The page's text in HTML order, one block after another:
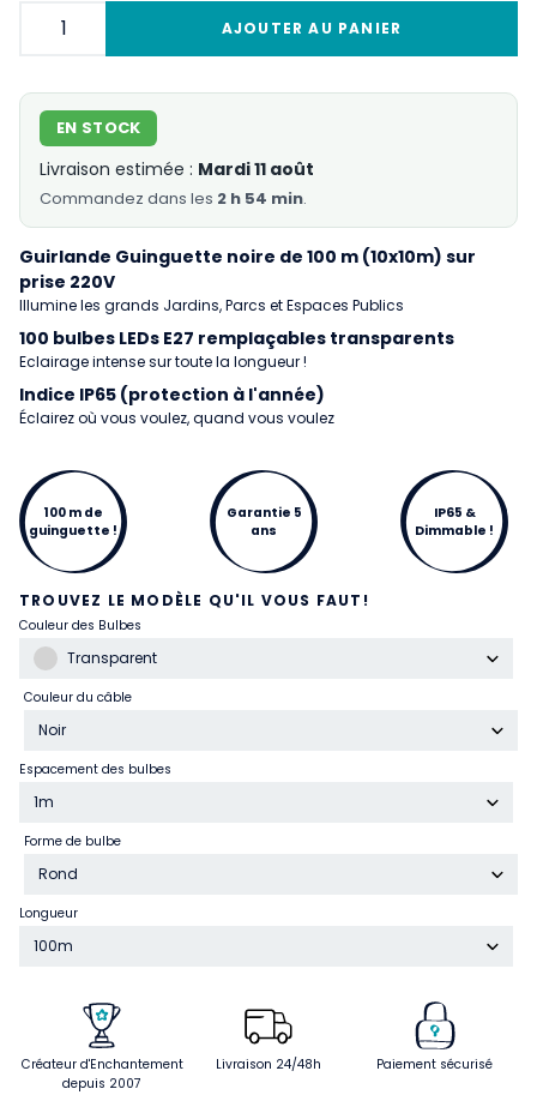
AJOUTER AU PANIER
Guirlande Guinguette noire de 100 m (10x10m) sur
prise 220V
Illumine les grands Jardins, Parcs et Espaces Publics
100 bulbes LEDs E27 remplaçables transparents
Eclairage intense sur toute la longueur !
Indice IP65 (protection à l'année)
Éclairez où vous voulez, quand vous voulez
TROUVEZ LE MODÈLE QU'IL VOUS FAUT!
Couleur des Bulbes
Transparent
Couleur du câble
Noir
Espacement des bulbes
1m
Forme de bulbe
Rond
Longueur
100m
EN STOCK
Livraison estimée : Mardi 11 août
Commandez dans les 2 h 54 min.
100 m de
guinguette !
Garantie 5
ans
IP65 &
Dimmable !
Créateur d'Enchantement
depuis 2007
Livraison 24/48h Paiement sécurisé